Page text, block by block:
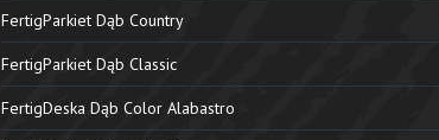
FertigParkiet Dąb Country
FertigParkiet Dąb Classic
FertigDeska Dąb Color Alabastro